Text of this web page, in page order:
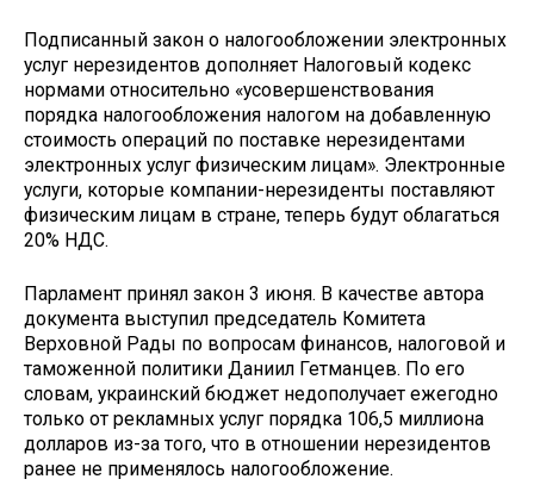
Подписанный закон о налогообложении электронных
услуг нерезидентов дополняет Налоговый кодекс
нормами относительно «усовершенствования
порядка налогообложения налогом на добавленную
стоимость операций по поставке нерезидентами
электронных услуг физическим лицам». Электронные
услуги, которые компании-нерезиденты поставляют
физическим лицам в стране, теперь будут облагаться
20% НДС.
Парламент принял закон 3 июня. В качестве автора
документа выступил председатель Комитета
Верховной Рады по вопросам финансов, налоговой и
таможенной политики Даниил Гетманцев. По его
словам, украинский бюджет недополучает ежегодно
только от рекламных услуг порядка 106,5 миллиона
долларов из-за того, что в отношении нерезидентов
ранее не применялось налогообложение.